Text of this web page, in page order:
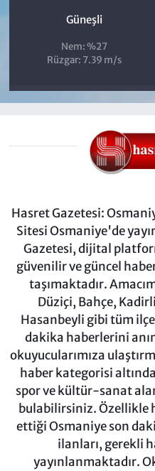
Güneşli
Nem: %27
Rüzgar: 7.39 m/s
Hasret Gazetesi:
Sitesi Osmaniye'de
Gazetesi, dijital
güvenilir ve güncel
taşımaktadır.
Düziçi, Bahçe,
Hasanbeyli gibi tüm
dakika haberlerini
okuyucularımıza
haber kategorisi
spor ve kültür-sanat
bulabilirsiniz. Özellikle
ettiği Osmaniye son
ilanları, gerekli
yayınlanmaktadır.